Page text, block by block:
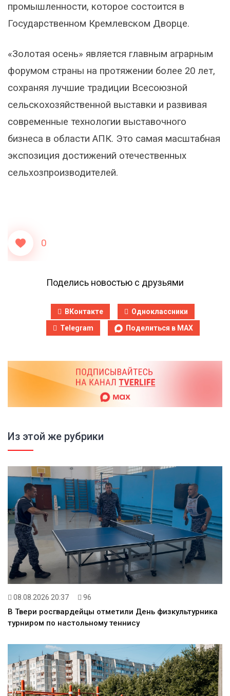
промышленности, которое состоится в
Государственном Кремлевском Дворце.
«Золотая осень» является главным аграрным
форумом страны на протяжении более 20 лет,
сохраняя лучшие традиции Всесоюзной
сельскохозяйственной выставки и развивая
современные технологии выставочного
бизнеса в области АПК. Это самая масштабная
экспозиция достижений отечественных
сельхозпроизводителей.
0
Поделись новостью с друзьями
ВКонтакте
Одноклассники
Telegram
Поделиться в MAX
Из этой же рубрики
08.08.2026 20:37 96
В Твери росгвардейцы отметили День физкультурника
турниром по настольному теннису